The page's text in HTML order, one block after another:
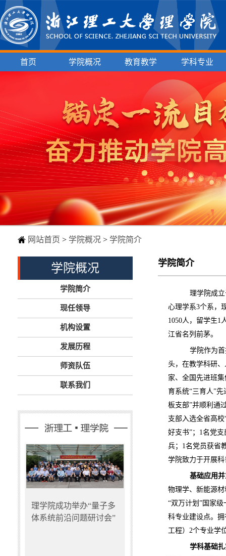
首页 学院概况 教育教学 学科专业
网站首页 > 学院概况 > 学院简介
学院概况
学院简介
现任领导
机构设置
发展历程
师资队伍
联系我们
理学院成功举办“量子多
体系统前沿问题研讨会”
学院简介
理学院成
心理学系3个系，
1050人，留学生1
江省名列前茅。
学院作为
头，在教学科研
家、全国先进班
育系统“三育人”先
板支部”并顺利通
支部入选全省高校
好支书”； 1名党支
兵； 1名党员获省
学院致力于开展
基础应用
物理学、新能源
“双万计划 ” 国家
科专业建设点。
工程） 2个专业学
学科基础